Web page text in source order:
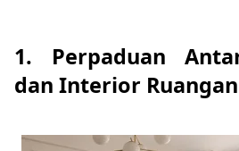
1. Perpaduan
dan Interior Ruangan